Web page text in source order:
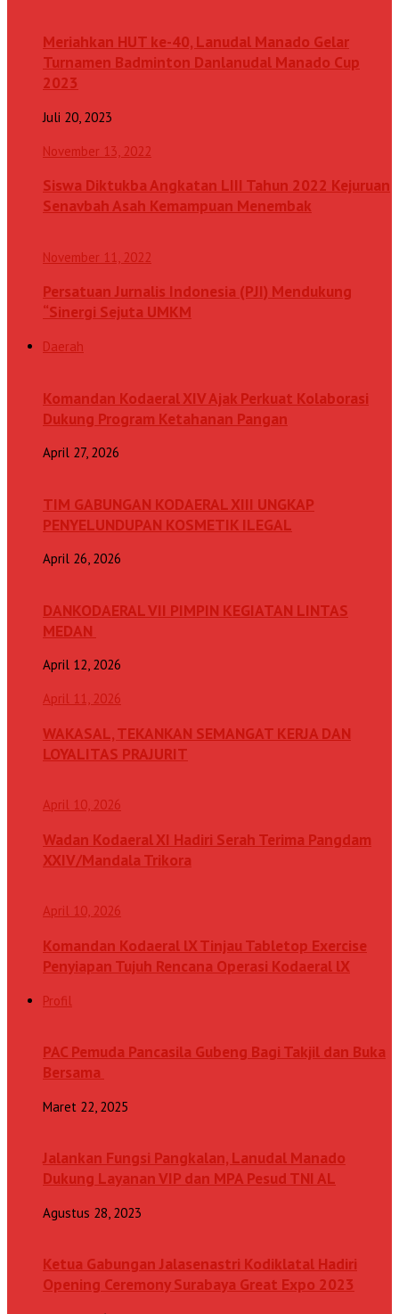
Meriahkan HUT ke-40, Lanudal Manado Gelar
Turnamen Badminton Danlanudal Manado Cup
2023
Juli 20, 2023
November 13, 2022
Siswa Diktukba Angkatan LIII Tahun 2022 Kejuruan
Senavbah Asah Kemampuan Menembak
November 11, 2022
Persatuan Jurnalis Indonesia (PJI) Mendukung
“Sinergi Sejuta UMKM
Daerah
Komandan Kodaeral XIV Ajak Perkuat Kolaborasi
Dukung Program Ketahanan Pangan
April 27, 2026
TIM GABUNGAN KODAERAL XIII UNGKAP
PENYELUNDUPAN KOSMETIK ILEGAL
April 26, 2026
DANKODAERAL VII PIMPIN KEGIATAN LINTAS
MEDAN
April 12, 2026
April 11, 2026
WAKASAL, TEKANKAN SEMANGAT KERJA DAN
LOYALITAS PRAJURIT
April 10, 2026
Wadan Kodaeral XI Hadiri Serah Terima Pangdam
XXIV/Mandala Trikora
April 10, 2026
Komandan Kodaeral lX Tinjau Tabletop Exercise
Penyiapan Tujuh Rencana Operasi Kodaeral lX
Profil
PAC Pemuda Pancasila Gubeng Bagi Takjil dan Buka
Bersama
Maret 22, 2025
Jalankan Fungsi Pangkalan, Lanudal Manado
Dukung Layanan VIP dan MPA Pesud TNI AL
Agustus 28, 2023
Ketua Gabungan Jalasenastri Kodiklatal Hadiri
Opening Ceremony Surabaya Great Expo 2023